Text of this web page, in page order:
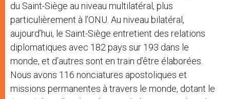
du Saint-Siège au niveau multilatéral, plus
particulièrement à l’ONU. Au niveau bilatéral,
aujourd’hui, le Saint-Siège entretient des relations
diplomatiques avec 182 pays sur 193 dans le
monde, et d’autres sont en train d’être élaborées.
Nous avons 116 nonciatures apostoliques et
missions permanentes à travers le monde, dotant le